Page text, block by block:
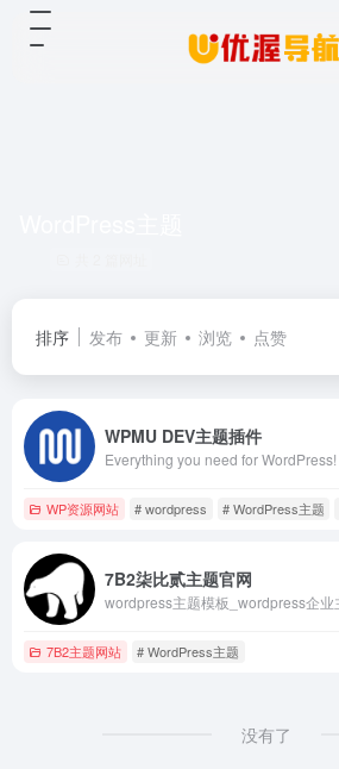
排序 发布 更新 浏览 点赞
WPMU DEV主题插件
WP资源网站 # wordpress # WordPress主题
7B2柒比贰主题官网
7B2主题网站 # WordPress主题
没有了